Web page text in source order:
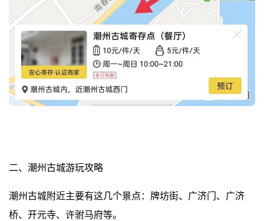
二、潮州古城游玩攻略
潮州古城附近主要有这几个景点：牌坊街、广济门、广济
桥、开元寺、许驸马府等。